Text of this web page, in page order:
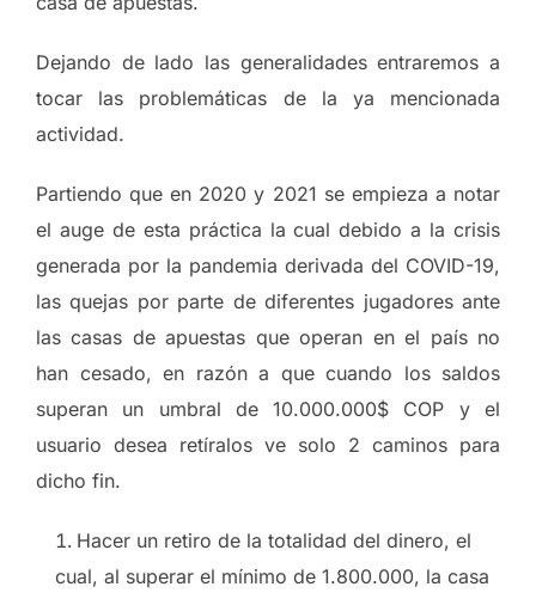
Dejando de lado las generalidades entraremos a
tocar las problemáticas de la ya mencionada
actividad.
Partiendo que en 2020 y 2021 se empieza a notar
el auge de esta práctica la cual debido a la crisis
generada por la pandemia derivada del COVID-19,
las quejas por parte de diferentes jugadores ante
las casas de apuestas que operan en el país no
han cesado, en razón a que cuando los saldos
superan un umbral de 10.000.000$ COP y el
usuario desea retíralos ve solo 2 caminos para
dicho fin.
Hacer un retiro de la totalidad del dinero, el
cual, al superar el mínimo de 1.800.000, la casa